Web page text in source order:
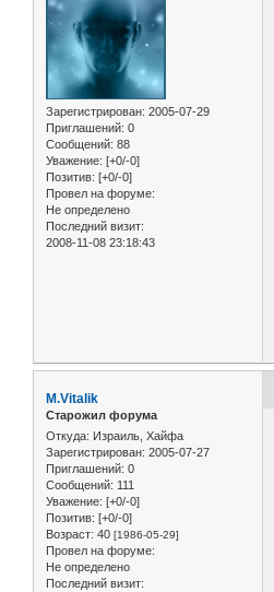
Зарегистрирован: 2005-07-29
Приглашений: 0
Сообщений: 88
Уважение: [+0/-0]
Позитив: [+0/-0]
Провел на форуме:
Не определено
Последний визит:
2008-11-08 23:18:43
M.Vitalik
Старожил форума
Откуда: Израиль, Хайфа
Зарегистрирован: 2005-07-27
Приглашений: 0
Сообщений: 111
Уважение: [+0/-0]
Позитив: [+0/-0]
Возраст: 40 [1986-05-29]
Провел на форуме:
Не определено
Последний визит: